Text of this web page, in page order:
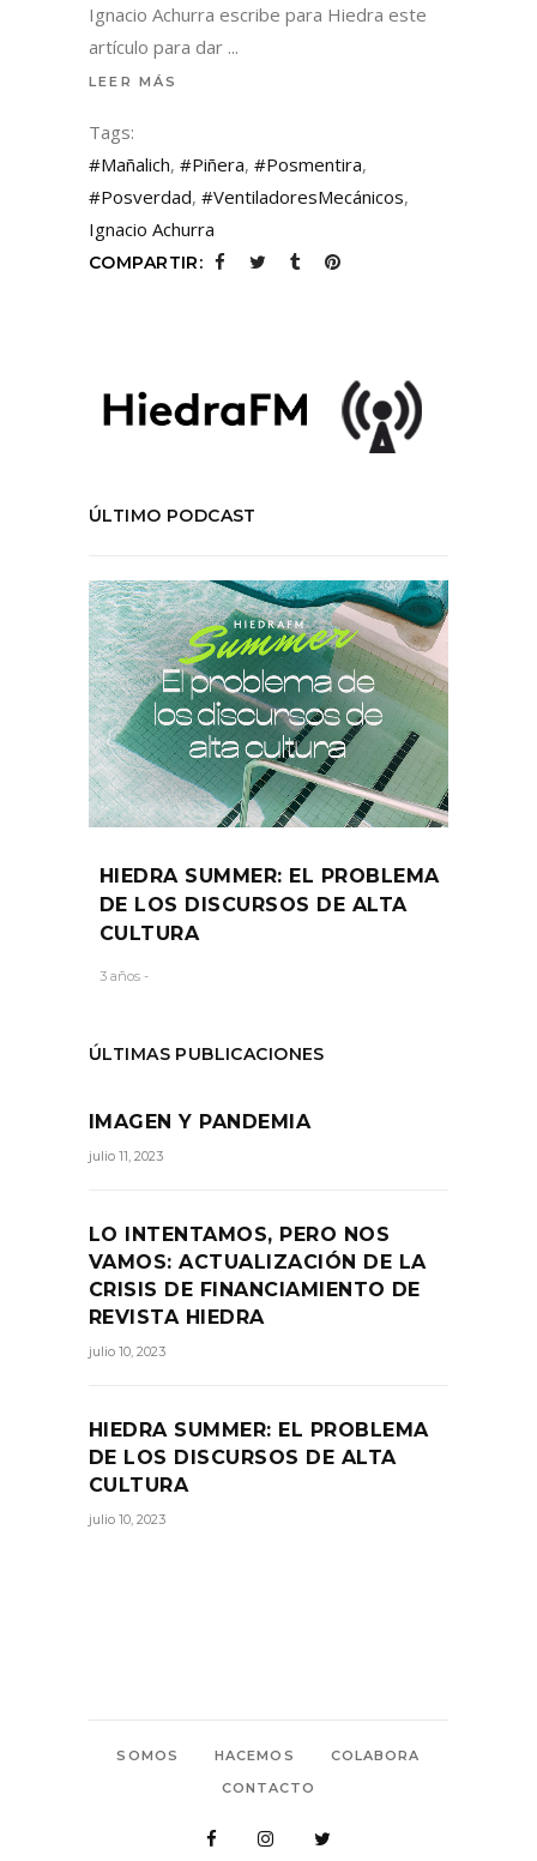
Ignacio Achurra escribe para Hiedra este
artículo para dar
LEER MÁS
Tags:
#Mañalich, #Piñera, #Posmentira,
#Posverdad, #VentiladoresMecánicos,
Ignacio Achurra
COMPARTIR:
ÚLTIMO PODCAST
HIEDRA SUMMER: EL PROBLEMA
DE LOS DISCURSOS DE ALTA
CULTURA
3 años -
ÚLTIMAS PUBLICACIONES
IMAGEN Y PANDEMIA
julio 11, 2023
LO INTENTAMOS, PERO NOS
VAMOS: ACTUALIZACIÓN DE LA
CRISIS DE FINANCIAMIENTO DE
REVISTA HIEDRA
julio 10, 2023
HIEDRA SUMMER: EL PROBLEMA
DE LOS DISCURSOS DE ALTA
CULTURA
julio 10, 2023
SOMOS HACEMOS
COLABORA
CONTACTO